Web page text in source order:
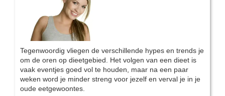
Tegenwoordig vliegen de verschillende hypes en trends je
om de oren op dieetgebied. Het volgen van een dieet is
vaak eventjes goed vol te houden, maar na een paar
weken word je minder streng voor jezelf en verval je in je
oude eetgewoontes.